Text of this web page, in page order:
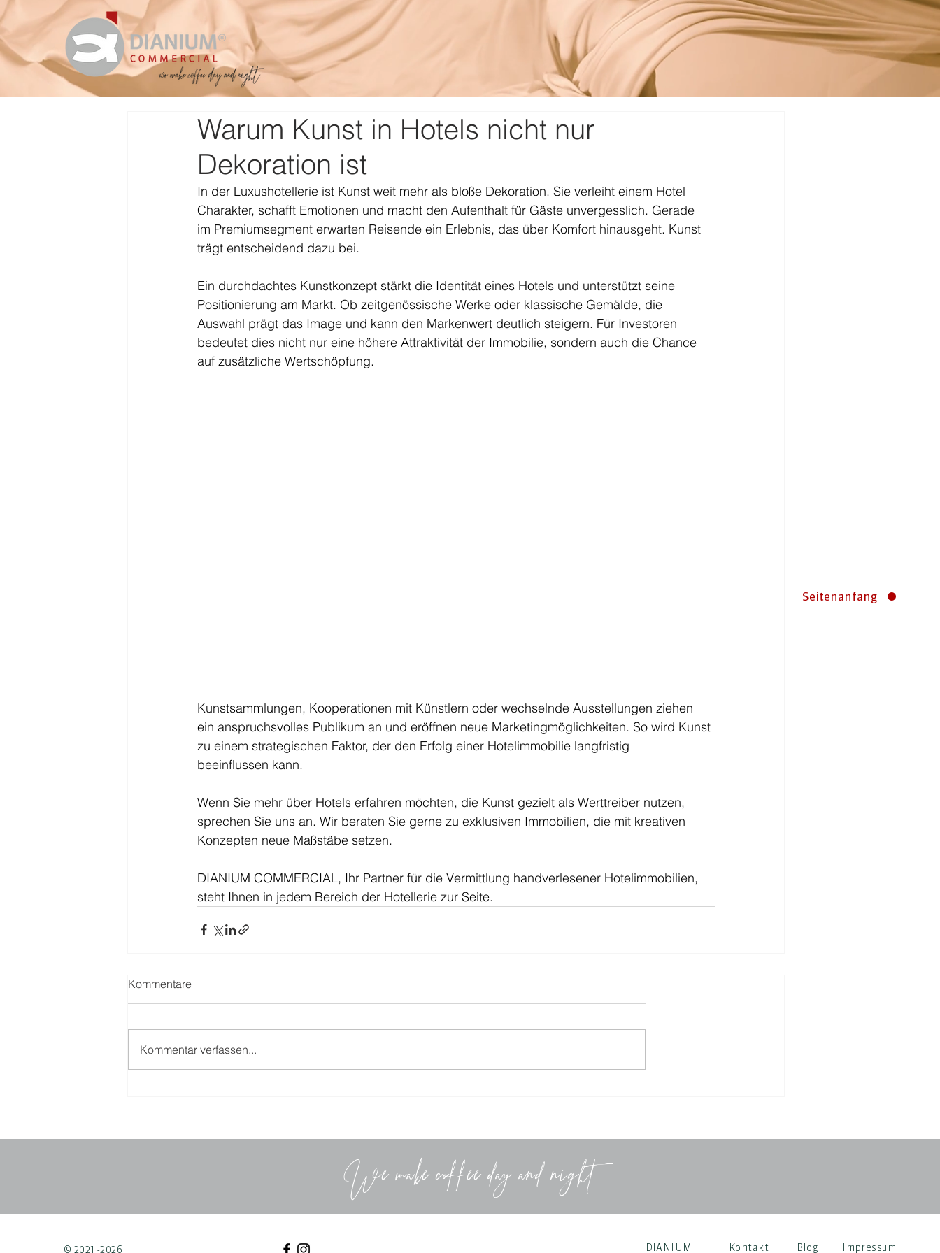
Seitenanfang
Warum Kunst in Hotels nicht nur
Dekoration ist
In der Luxushotellerie ist Kunst weit mehr als bloße Dekoration. Sie verleiht einem Hotel
Charakter, schafft Emotionen und macht den Aufenthalt für Gäste unvergesslich. Gerade
im Premiumsegment erwarten Reisende ein Erlebnis, das über Komfort hinausgeht. Kunst
trägt entscheidend dazu bei.
Ein durchdachtes Kunstkonzept stärkt die Identität eines Hotels und unterstützt seine
Positionierung am Markt. Ob zeitgenössische Werke oder klassische Gemälde, die
Auswahl prägt das Image und kann den Markenwert deutlich steigern. Für Investoren
bedeutet dies nicht nur eine höhere Attraktivität der Immobilie, sondern auch die Chance
auf zusätzliche Wertschöpfung.
Kunstsammlungen, Kooperationen mit Künstlern oder wechselnde Ausstellungen ziehen
ein anspruchsvolles Publikum an und eröffnen neue Marketingmöglichkeiten. So wird Kunst
zu einem strategischen Faktor, der den Erfolg einer Hotelimmobilie langfristig
beeinflussen kann.
Wenn Sie mehr über Hotels erfahren möchten, die Kunst gezielt als Werttreiber nutzen,
sprechen Sie uns an. Wir beraten Sie gerne zu exklusiven Immobilien, die mit kreativen
Konzepten neue Maßstäbe setzen.
DIANIUM COMMERCIAL, Ihr Partner für die Vermittlung handverlesener Hotelimmobilien,
steht Ihnen in jedem Bereich der Hotellerie zur Seite.
Kommentare
Kommentar verfassen...
We make coffee day and night
© 2021 -2026 DIANIUM Kontakt Blog Impressum